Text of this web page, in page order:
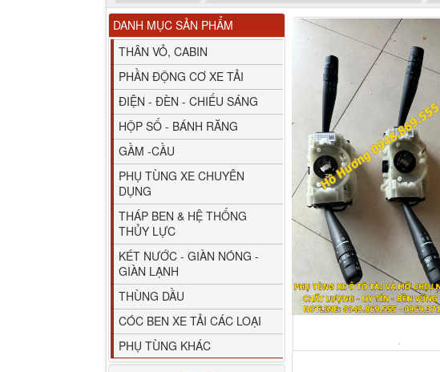
DANH MỤC SẢN PHẨM
THÂN VỎ, CABIN
PHẦN ĐỘNG CƠ XE TẢI
ĐIỆN - ĐÈN - CHIẾU SÁNG
HỘP SỐ - BÁNH RĂNG
GẦM -CẦU
PHỤ TÙNG XE CHUYÊN
DỤNG
THÁP BEN & HỆ THỐNG
THỦY LỰC
KÉT NƯỚC - GIÀN NÓNG -
GIÀN LẠNH
THÙNG DẦU
CÓC BEN XE TẢI CÁC LOẠI
PHỤ TÙNG KHÁC
Bình nước phụ
Chenglong hải âu...
80YHCB-60 Bơm xăng
dầu 60m3/h...